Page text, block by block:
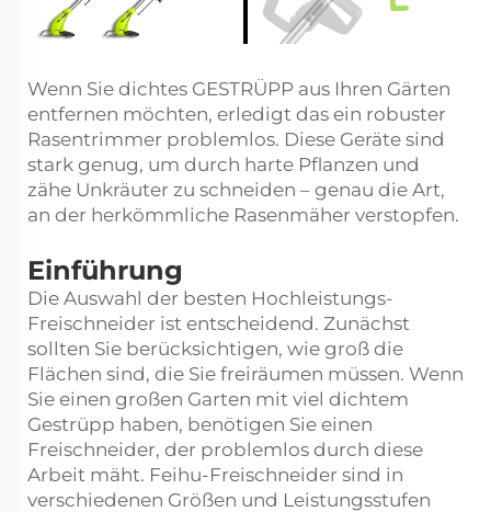
Wenn Sie dichtes GESTRÜPP aus Ihren Gärten
entfernen möchten, erledigt das ein robuster
Rasentrimmer problemlos. Diese Geräte sind
stark genug, um durch harte Pflanzen und
zähe Unkräuter zu schneiden – genau die Art,
an der herkömmliche Rasenmäher verstopfen.
Einführung
Die Auswahl der besten Hochleistungs-
Freischneider ist entscheidend. Zunächst
sollten Sie berücksichtigen, wie groß die
Flächen sind, die Sie freiräumen müssen. Wenn
Sie einen großen Garten mit viel dichtem
Gestrüpp haben, benötigen Sie einen
Freischneider, der problemlos durch diese
Arbeit mäht. Feihu-Freischneider sind in
verschiedenen Größen und Leistungsstufen